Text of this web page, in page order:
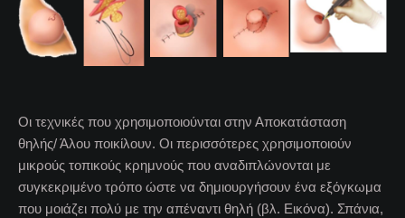
Οι τεχνικές που χρησιμοποιούνται στην Αποκατάσταση
θηλής/ Άλου ποικίλουν. Οι περισσότερες χρησιμοποιούν
μικρούς τοπικούς κρημνούς που αναδιπλώνονται με
συγκεκριμένο τρόπο ώστε να δημιουργήσουν ένα εξόγκωμα
που μοιάζει πολύ με την απέναντι θηλή (βλ. Εικόνα). Σπάνια,